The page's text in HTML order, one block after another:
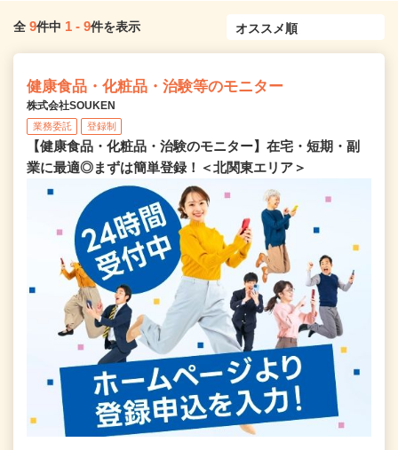
全 9件中 1 - 9件を表示
健康食品・化粧品・治験等のモニター
株式会社SOUKEN
業務委託 登録制
【健康食品・化粧品・治験のモニター】在宅・短期・副
業に最適◎まずは簡単登録！＜北関東エリア＞